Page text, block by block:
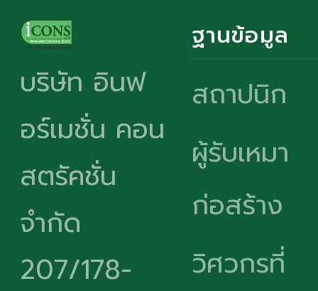
บริษัท อินฟ
อร์เมชั่น คอน
สตรัคชั่น
จำกัด
207/178-
ฐานข้อมูล
สถาปนิก
ผู้รับเหมา
ก่อสร้าง
วิศวกรที่